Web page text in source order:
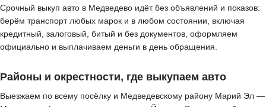
Срочный выкуп авто в Медведево идёт без объявлений и показов:
берём транспорт любых марок и в любом состоянии, включая
кредитный, залоговый, битый и без документов, оформляем
официально и выплачиваем деньги в день обращения.
Районы и окрестности, где выкупаем авто
Выезжаем по всему посёлку и Медведевскому району Марий Эл —